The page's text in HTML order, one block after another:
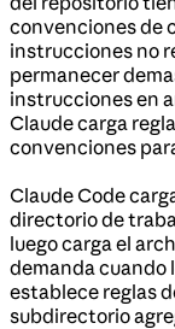
convenciones de
instrucciones no
permanecer
instrucciones en
Claude carga
convenciones
Claude Code
directorio de
luego carga el
demanda cuando
establece reglas
subdirectorio